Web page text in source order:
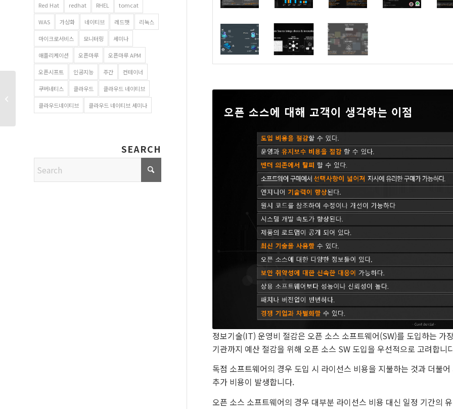
정보기술(IT) 운영비 절감은 오픈 소스 소프트웨어(SW)를 도입하는 가
기관까지 예산 절감을 위해 오픈 소스 SW 도입을 우선적으로 고려합니
독점 소프트웨어의 경우 도입 시 라이선스 비용을 지불하는 것과 더불
추가 비용이 발생합니다.
오픈 소스 소프트웨어의 경우 대부분 라이선스 비용 대신 일정 기간의
Red Hat redhat RHEL tomcat
WAS 가상화 네이티브 레드햇 리눅스
마이크로서비스 모니터링 세미나
애플리케이션 오픈마루 오픈마루 APM
오픈시프트 인공지능 주간 컨테이너
쿠버네티스 클라우드 클라우드 네이티브
클라우드네이티브 클라우드 네이티브 세미나
SEARCH
JBoss EAP 소개자료 ,
브로셔 , 데이터시트
다운로드